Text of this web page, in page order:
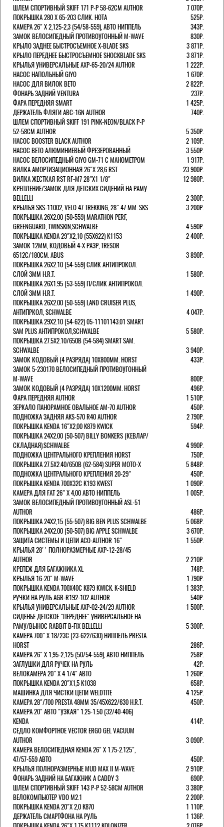
ШЛЕМ СПОРТИВНЫЙ SKIFF 171 Р-Р 58-62СМ AUTHOR
7 070Р.
ПОКРЫШКА 280 X 65-203 СЛИК. HOTA
525Р.
КАМЕРА 26" X 2,125-2,3 (54/58-559), АВТО НИППЕЛЬ
343Р.
ЗАМОК ВЕЛОСИПЕДНЫЙ ПРОТИВОУГОННЫЙ M-WAVE
830Р.
КРЫЛО ЗАДНЕЕ БЫСТРОСЪЕМНОЕ X-BLADE SKS
3 871Р.
КРЫЛО ПЕРЕДНЕЕ БЫСТРОСЪЕМНОЕ SHOCKBLADE SKS
3 871Р.
КРЫЛЬЯ УНИВЕРСАЛЬНЫЕ AXP-65-20/24 AUTHOR
1 222Р.
НАСОС НАПОЛЬНЫЙ GIYO
1 670Р.
НАСОС ДЛЯ ВИЛОК ВЕТО
2 822Р.
ФОНАРЬ ЗАДНИЙ VENTURA
237Р.
ФАРА ПЕРЕДНЯЯ SMART
1 425Р.
ДЕРЖАТЕЛЬ ФЛЯГИ ABC-16N AUTHOR
740Р.
ШЛЕМ СПОРТИВНЫЙ SKIFF 191 PINK-NEON/BLACK Р-Р
52-58СМ AUTHOR
5 350Р.
НАСОС BOOSTER BLACK AUTHOR
2 109Р.
НАСОС BETO АЛЮМИНИЕВЫЙ ФРЕЗЕРОВАННЫЙ
3 550Р.
НАСОС ВЕЛОСИПЕДНЫЙ GIYO GM-71 С МАНОМЕТРОМ
1 917Р.
ВИЛКА АМОРТИЗАЦИОННАЯ 26"Х 28,6 RST
23 900Р.
ВИЛКА ЖЕСТКАЯ RST RF-M7 28"Х1 1/8"
12 980Р.
КРЕПЛЕНИЕ/ЗАМОК ДЛЯ ДЕТСКИХ СИДЕНИЙ НА РАМУ
BELLELLI
2 300Р.
КРЫЛЬЯ SKS-11002, VELO 47 TREKKING, 28" 47 ММ. SKS
3 200Р.
ПОКРЫШКА 26X2.00 (50-559) MARATHON PERF,
GREENGUARD, TWINSKIN,SCHWALBE
4 590Р.
ПОКРЫШКА KENDA 29"Х2,10 (55X622) K1153
2 400Р.
ЗАМОК 12ММ, КОДОВЫЙ 4-Х РАЗР, TRESOR
6512C/180СМ. ABUS
3 890Р.
ПОКРЫШКА 26X2.10 (54-559) СЛИК АНТИПРОКОЛ.
СЛОЙ 3ММ H.R.T.
1 580Р.
ПОКРЫШКА 26X1.95 (53-559) П/СЛИК АНТИПРОКОЛ.
СЛОЙ 3ММ H.R.T.
1 490Р.
ПОКРЫШКА 26X2.00 (50-559) LAND CRUISER PLUS,
АНТИПРКОЛ, SCHWALBE
4 047Р.
ПОКРЫШКА 29X2.10 (54-622) 05-11101143.01 SMART
SAM PLUS АНТИПРОКОЛ,SCHWALBE
5 580Р.
ПОКРЫШКА 27.5X2.10/650B (54-584) SMART SAM.
SCHWALBE
3 940Р.
ЗАМОК КОДОВЫЙ (4 РАЗРЯДА) 10Х800ММ. HORST
433Р.
ЗАМОК 5-230170 ВЕЛОСИПЕДНЫЙ ПРОТИВОУГОННЫЙ
M-WAVE
800Р.
ЗАМОК КОДОВЫЙ (4 РАЗРЯДА) 10Х1200ММ. HORST
496Р.
ФАРА ПЕРЕДНЯЯ AUTHOR
1 510Р.
ЗЕРКАЛО ПАНОРАМНОЕ ОВАЛЬНОЕ AM-70 AUTHOR
450Р.
ПОДНОЖКА ЗАДНЯЯ AKS-570 R40 AUTHOR
2 790Р.
ПОКРЫШКА KENDA 16"Х2,00 K879 KWICK
594Р.
ПОКРЫШКА 24X2.00 (50-507) BILLY BONKERS (КЕВЛАР/
СКЛАДНАЯ).SCHWALBE
4 990Р.
ПОДНОЖКА ЦЕНТРАЛЬНОГО КРЕПЛЕНИЯ HORST
750Р.
ПОКРЫШКА 27.5X2.40/650B (62-584) SUPER MOTO-X
5 848Р.
ПОДНОЖКА ЦЕНТРАЛЬНОГО КРЕПЛЕНИЯ 20-29"
450Р.
ПОКРЫШКА KENDA 700Х32С K193 KWEST
1 090Р.
КАМЕРА ДЛЯ FAT 26" X 4,00 АВТО НИППЕЛЬ
1 005Р.
ЗАМОК ВЕЛОСИПЕДНЫЙ ПРОТИВОУГОННЫЙ ASL-51
AUTHOR
486Р.
ПОКРЫШКА 24X2,15 (55-507) BIG BEN PLUS SCHWALBE
5 068Р.
ПОКРЫШКА 24X2.00 (50-507) BIG APPLE SCHWALBE
3 670Р.
ЗАЩИТА СИСТЕМЫ И ЦЕПИ ACO-AUTHOR 16"
1 550Р.
КРЫЛЬЯ 28'' ПОЛНОРАЗМЕРНЫЕ AXP-12-28/45
AUTHOR
2 210Р.
КРЕПЕЖ ДЛЯ БАГАЖНИКА XL
748Р.
КРЫЛЬЯ 16-20" M-WAVE
1 790Р.
ПОКРЫШКА KENDA 700Х40С K879 KWICK. K-SHIELD
1 383Р.
РУЧКИ НА РУЛЬ AGR-R192-102 AUTHOR
540Р.
КРЫЛЬЯ УНИВЕРСАЛЬНЫЕ AXP-02-24/29 AUTHOR
1 500Р.
СИДЕНЬЕ ДЕТСКОЕ "ПЕРЕДНЕЕ" УНИВЕРСАЛЬНОЕ НА
РАМУ/ВЫНОС RABBIT B-FIX BELLELLI
5 300Р.
КАМЕРА 700" Х 18/23C (23-622/630) НИППЕЛЬ PRESTA.
HORST
286Р.
КАМЕРА 26" X 1,95-2,125 (50/54-559), АВТО НИППЕЛЬ
258Р.
ЗАГЛУШКИ ДЛЯ РУЧЕК НА РУЛЬ
42Р.
ВЕЛОКАМЕРА 20" Х 4 1/4" АВТО
1 260Р.
ПОКРЫШКА KENDA 20"Х1,5 K1038
658Р.
МАШИНКА ДЛЯ ЧИСТКИ ЦЕПИ WELDTITE
4 125Р.
КАМЕРА 28"/700 PRESTA 48ММ 35/45Х622/630 H.R.T.
450Р.
КАМЕРА 20" АВТО "УЗКАЯ" 1.25-1.50 (32/40-406)
KENDA
414Р.
СЕДЛО КОМФОРТНОЕ VECTOR ERGO GEL VACUUM
AUTHOR
3 090Р.
КАМЕРА ВЕЛОСИПЕДНАЯ KENDA 26" Х 1.75-2.125",
47/57-559 АВТО
450Р.
КРЫЛЬЯ ПОЛНОРАЗМЕРНЫЕ MUD MAX II M-WAVE
2 910Р.
ФОНАРЬ ЗАДНИЙ НА БАГАЖНИК A CADDY 3
690Р.
ШЛЕМ СПОРТИВНЫЙ SKIFF 143 Р-Р 52-58СМ AUTHOR
3 380Р.
ВЕЛОКОМПЬЮТЕР VDO M2.1
2 200Р.
ПОКРЫШКА KENDA 20"Х 2,0 K870
1 110Р.
ДЕРЖАТЕЛЬ СМАРТФОНА НА РУЛЬ
1 136Р.